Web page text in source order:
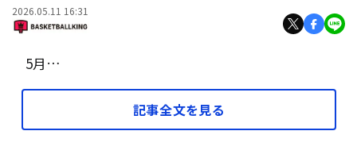
2026.05.11 16:31
5月…
記事全文を見る